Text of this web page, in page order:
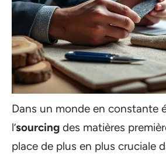
Dans un monde en constante
l’sourcing des matières
place de plus en plus cruciale